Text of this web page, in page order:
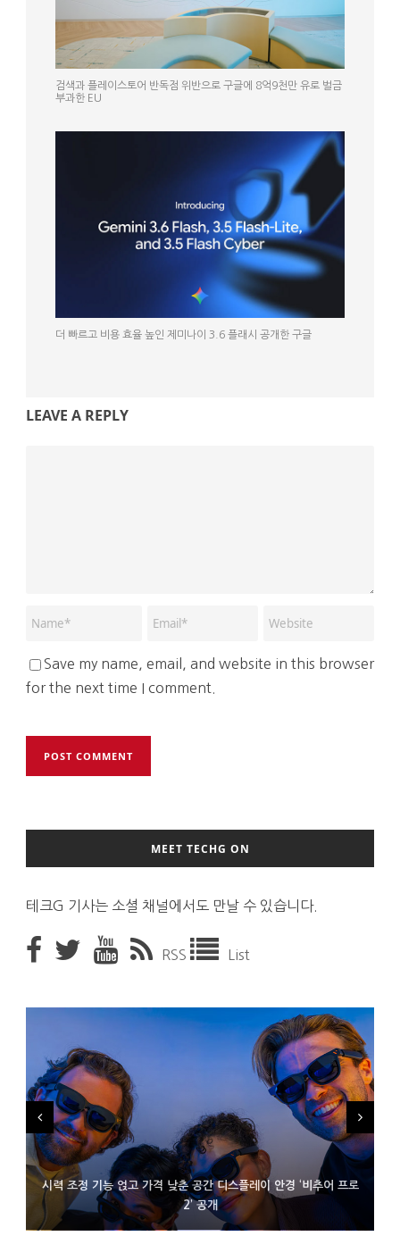
검색과 플레이스토어 반독점 위반으로 구글에 8억9천만 유로 벌금
부과한 EU
더 빠르고 비용 효율 높인 제미나이 3.6 플래시 공개한 구글
LEAVE A REPLY
Save my name, email, and website in this browser
for the next time I comment.
MEET TECHG ON
테크G 기사는 소셜 채널에서도 만날 수 있습니다.
RSS List
시력 조정 기능 얹고 가격 낮춘 공간 디스플레이 안경 ‘비추어 프로
2’ 공개
D램 부족에 10억달러어치 아이폰18 프로세서 패키징 대기 중
300~400달러 반지형 스피커 준비하는 오픈AI